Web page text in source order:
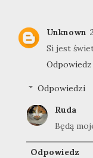
Unknown
Si jest
Odpowiedz
Odpowiedzi
Ruda
Będą
Odpowiedz